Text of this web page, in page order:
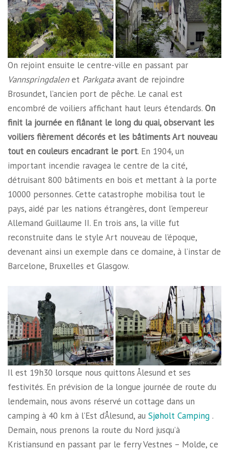
On rejoint ensuite le centre-ville en passant par
Vannspringdalenet Parkgataavant de rejoindre
Brosundet, l’ancien port de pêche. Le canal est
encombré de voiliers affichant haut leurs étendards. On
finit la journée en flânant le long du quai, observant les
voiliers fièrement décorés et les bâtiments Art nouveau
tout en couleurs encadrant le port. En 1904, un
important incendie ravagea le centre de la cité,
détruisant 800 bâtiments en bois et mettant à la porte
10000 personnes. Cette catastrophe mobilisa tout le
pays, aidé par les nations étrangères, dont l’empereur
Allemand Guillaume II. En trois ans, la ville fut
reconstruite dans le style Art nouveau de l’époque,
devenant ainsi un exemple dans ce domaine, à l’instar de
Barcelone, Bruxelles et Glasgow.
Il est 19h30 lorsque nous quittons Ålesund et ses
festivités. En prévision de la longue journée de route du
lendemain, nous avons réservé un cottage dans un
camping à 40 km à l’Est d’Ålesund, au Sjøholt Camping .
Demain, nous prenons la route du Nord jusqu’à
Kristiansund en passant par le ferry Vestnes – Molde, ce